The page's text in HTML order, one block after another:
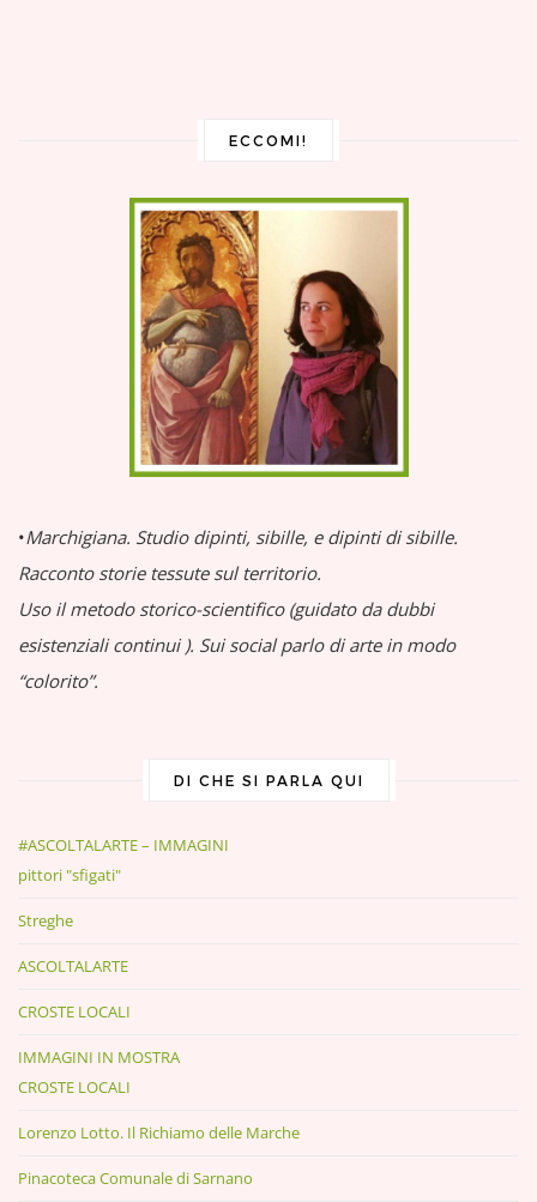
ECCOMI!
•Marchigiana. Studio dipinti, sibille, e dipinti di sibille.
Racconto storie tessute sul territorio.
Uso il metodo storico-scientifico (guidato da dubbi
esistenziali continui ). Sui social parlo di arte in modo
“colorito”.
DI CHE SI PARLA QUI
#ASCOLTALARTE – IMMAGINI
pittori "sfigati"
Streghe
ASCOLTALARTE
CROSTE LOCALI
IMMAGINI IN MOSTRA
CROSTE LOCALI
Lorenzo Lotto. Il Richiamo delle Marche
Pinacoteca Comunale di Sarnano